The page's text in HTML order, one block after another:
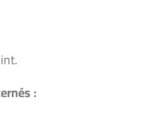
: